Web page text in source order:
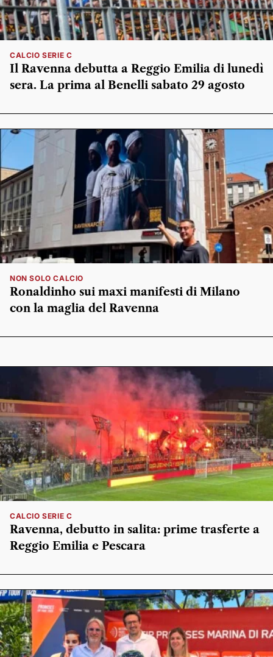
CALCIO SERIE C
Il Ravenna debutta a Reggio Emilia di lunedì
sera. La prima al Benelli sabato 29 agosto
NON SOLO CALCIO
Ronaldinho sui maxi manifesti di Milano
con la maglia del Ravenna
CALCIO SERIE C
Ravenna, debutto in salita: prime trasferte a
Reggio Emilia e Pescara